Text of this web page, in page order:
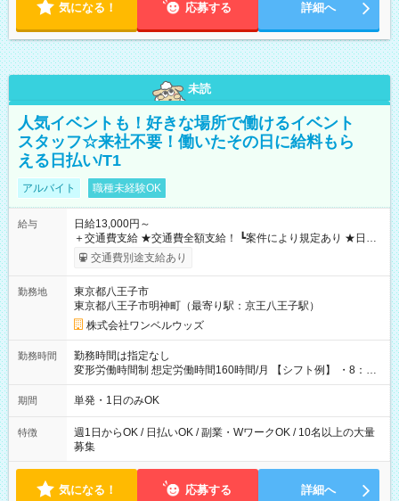
気になる！ 応募する 詳細へ
未読
人気イベントも！好きな場所で働けるイベント
スタッフ☆来社不要！働いたその日に給料もら
える日払い/T1
アルバイト 職種未経験OK
給与
日給13,000円～
＋交通費支給 ★交通費全額支給！ ┗案件により規定あり ★日払
いOK！（規定あり） ┗働いたその日に現金GET♪ お仕事後はコ
ンビニATMから 日払い分を引き落とせます！ 【試用期間】試
交通費別途支給あり
勤務地
東京都八王子市
東京都八王子市明神町（最寄り駅：京王八王子駅）
株式会社ワンベルウッズ
勤務時間
勤務時間は指定なし
変形労働時間制 想定労働時間160時間/月 【シフト例】 ・8：00
～21：00
期間 単発・1日のみOK
特徴
週1日からOK / 日払いOK / 副業・WワークOK / 10名以上の大量
募集
気になる！ 応募する 詳細へ